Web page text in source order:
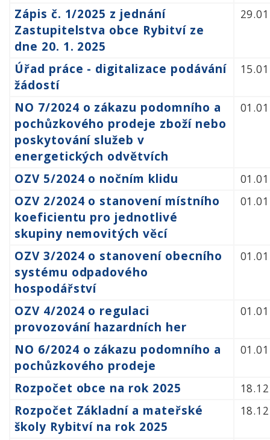
Zápis č. 1/2025 z jednání
Zastupitelstva obce Rybitví ze
dne 20. 1. 2025
Úřad práce - digitalizace podávání
žádostí
NO 7/2024 o zákazu podomního a
pochůzkového prodeje zboží nebo
poskytování služeb v
energetických odvětvích
OZV 5/2024 o nočním klidu
OZV 2/2024 o stanovení místního
koeficientu pro jednotlivé
skupiny nemovitých věcí
OZV 3/2024 o stanovení obecního
systému odpadového
hospodářství
OZV 4/2024 o regulaci
provozování hazardních her
NO 6/2024 o zákazu podomního a
pochůzkového prodeje
Rozpočet obce na rok 2025
Rozpočet Základní a mateřské
školy Rybitví na rok 2025